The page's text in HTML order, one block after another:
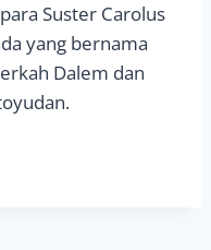
Suster Carolus
yang bernama
Dalem dan